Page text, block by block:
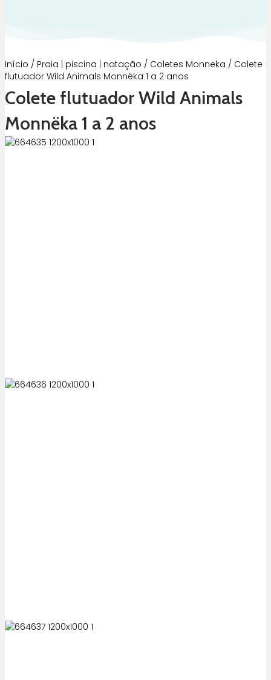
Início / Praia | piscina | natação / Coletes Monneka / Colete
flutuador Wild Animals Monnëka 1 a 2 anos
Colete flutuador Wild Animals
Monnëka 1 a 2 anos